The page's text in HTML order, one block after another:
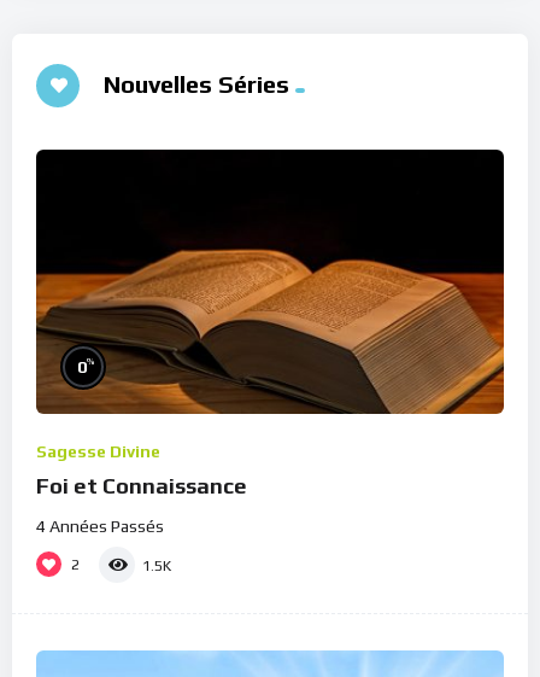
Nouvelles Séries
0%
Sagesse Divine
Foi et Connaissance
4 Années Passés
2 1.5K